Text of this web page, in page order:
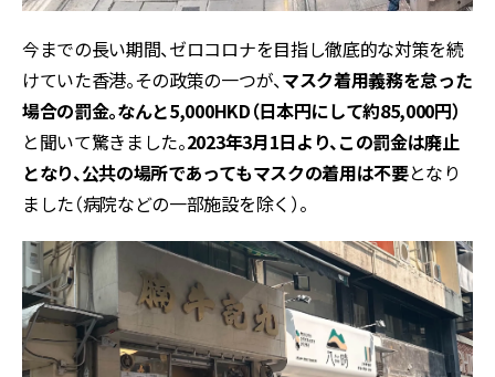
今までの長い期間、ゼロコロナを目指し徹底的な対策を続
けていた香港。その政策の一つが、マスク着用義務を怠った
場合の罰金。なんと5,000HKD（日本円にして約85,000円）
と聞いて驚きました。2023年3月1日より、この罰金は廃止
となり、公共の場所であってもマスクの着用は不要となり
ました（病院などの一部施設を除く）。